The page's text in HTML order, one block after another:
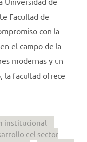
Facultad de
con la
el campo de la
modernas y un
la facultad ofrece
institucional
del sector